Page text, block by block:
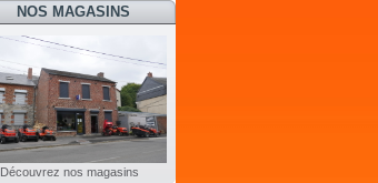
NOS MAGASINS
Découvrez nos magasins